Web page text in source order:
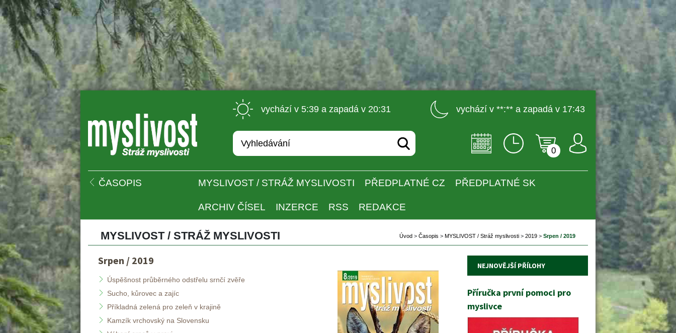
vychází v 5:39 a zapadá v 20:31 vychází v **:** a zapadá v 17:43
0
ČASOPIS MYSLIVOST / STRÁŽ MYSLIVOSTI PŘEDPLATNÉ CZ PŘEDPLATNÉ SK
ARCHIV ČÍSEL INZERCE RSS REDAKCE
MYSLIVOST / STRÁŽ MYSLIVOSTI Úvod > Časopi > MYSLIVOST / Stráž myslivosti > 2019 > Srpen / 2019
Srpen / 2019
Úspěšnost průběrného odstřelu srnčí zvěře
Sucho, kůrovec a zajíc
Příkladná zelená pro zeleň v krajině
Kamzík vrchovský na Slovensku
NEJNOVĚJŠÍ PŘÍLOHY
Příručka první pomoci pro
myslivce